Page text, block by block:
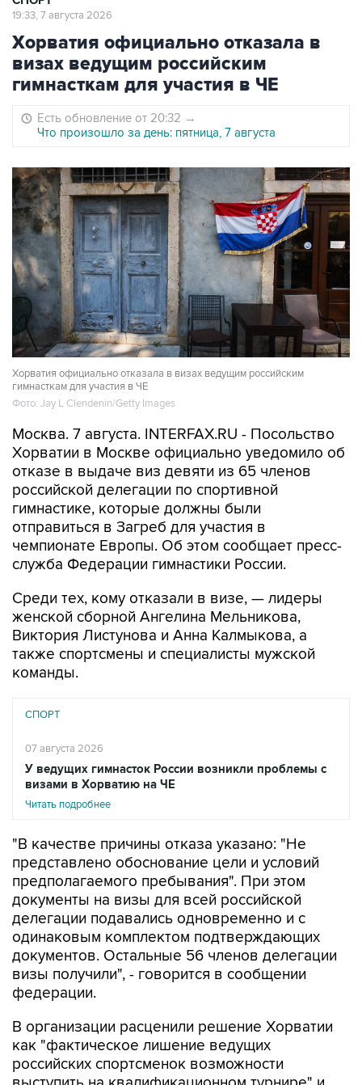
19:33, 7 августа 2026
Хорватия официально отказала в
визах ведущим российским
гимнасткам для участия в ЧЕ
Есть обновление от 20:32 →
Что произошло за день: пятница, 7 августа
Хорватия официально отказала в визах ведущим российским
гимнасткам для участия в ЧЕ
Фото: Jay L Clendenin/Getty Images
Москва. 7 августа. INTERFAX.RU - Посольство
Хорватии в Москве официально уведомило об
отказе в выдаче виз девяти из 65 членов
российской делегации по спортивной
гимнастике, которые должны были
отправиться в Загреб для участия в
чемпионате Европы. Об этом сообщает пресс-
служба Федерации гимнастики России.
Среди тех, кому отказали в визе, — лидеры
женской сборной Ангелина Мельникова,
Виктория Листунова и Анна Калмыкова, а
также спортсмены и специалисты мужской
команды.
СПОРТ
У ведущих гимнасток России возникли проблемы с
визами в Хорватию на ЧЕ
Читать подробнее
"В качестве причины отказа указано: "Не
представлено обоснование цели и условий
предполагаемого пребывания". При этом
документы на визы для всей российской
делегации подавались одновременно и с
одинаковым комплектом подтверждающих
документов. Остальные 56 членов делегации
визы получили", - говорится в сообщении
федерации.